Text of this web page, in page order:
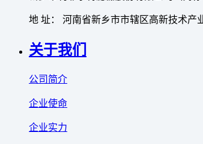
地 址： 河南省新乡市市辖区高新技术产
关于我们
公司简介
企业使命
企业实力